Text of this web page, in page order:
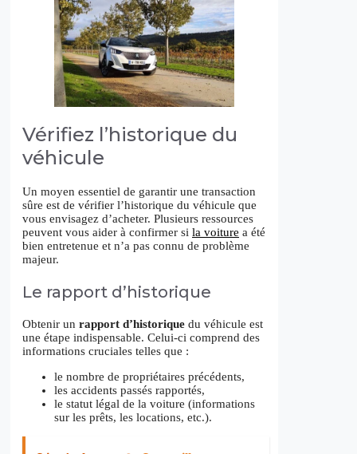
Vérifiez l’historique du
véhicule
Un moyen essentiel de garantir une transaction
sûre est de vérifier l’historique du véhicule que
vous envisagez d’acheter. Plusieurs ressources
peuvent vous aider à confirmer si la voiture a été
bien entretenue et n’a pas connu de problème
majeur.
Le rapport d’historique
Obtenir un rapport d’historique du véhicule est
une étape indispensable. Celui-ci comprend des
informations cruciales telles que :
le nombre de propriétaires précédents,
les accidents passés rapportés,
le statut légal de la voiture (informations
sur les prêts, les locations, etc.).